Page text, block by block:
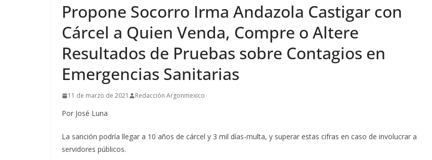
Propone Socorro Irma Andazola Castigar con
Cárcel a Quien Venda, Compre o Altere
Resultados de Pruebas sobre Contagios en
Emergencias Sanitarias
11 de marzo de 2021 Redacción Argonmexico
Por José Luna
La sanción podría llegar a 10 años de cárcel y 3 mil días-multa, y superar estas cifras en caso de involucrar a
servidores públicos.